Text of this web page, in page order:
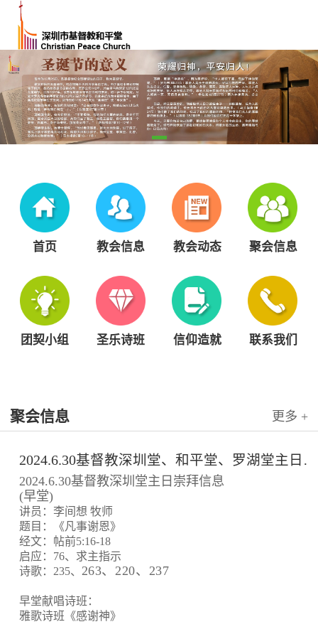
首页 教会信息 教会动态 聚会信息
团契小组 圣乐诗班 信仰造就 联系我们
聚会信息 更多 +
2024.6.30基督教深圳堂、和平堂、罗湖堂主日崇拜信息
2024.6.30基督教深圳堂主日崇拜信息
(早堂)
讲员：李间想 牧师
题目：《凡事谢恩》
经文：帖前5:16-18
启应：76、求主指示
诗歌：235、 263、220、237
早堂献唱诗班：
雅歌诗班《感谢神》